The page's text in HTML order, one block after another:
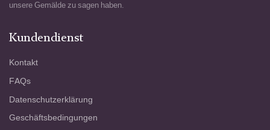
unsere Gemälde zu sagen haben.
Kundendienst
Kontakt
FAQs
Datenschutzerklärung
Geschäftsbedingungen